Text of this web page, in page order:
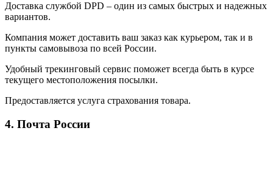
Доставка службой DPD – один из самых быстрых и надежных
вариантов.
Компания может доставить ваш заказ как курьером, так и в
пункты самовывоза по всей России.
Удобный трекинговый сервис поможет всегда быть в курсе
текущего местоположения посылки.
Предоставляется услуга страхования товара.
4. Почта России